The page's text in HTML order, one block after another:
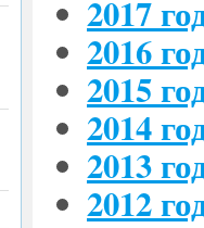
2017
2016
2015
2014
2013
2012